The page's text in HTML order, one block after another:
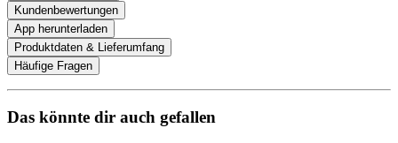
Kundenbewertungen
App herunterladen
Produktdaten & Lieferumfang
Häufige Fragen
Das könnte dir auch gefallen